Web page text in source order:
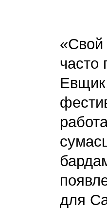
«Свой
часто
для